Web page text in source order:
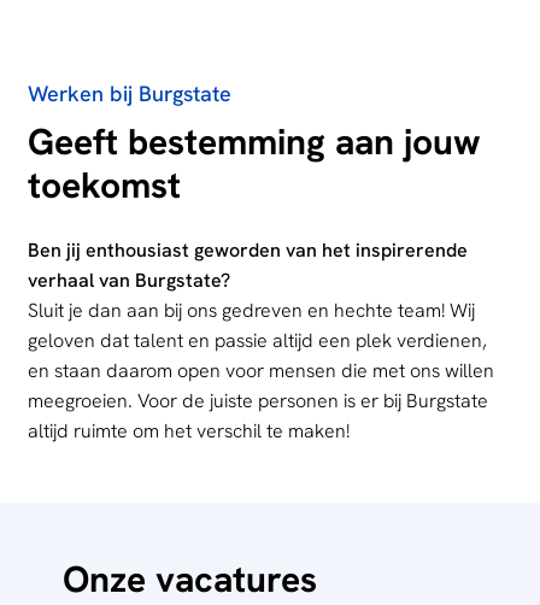
Werken bij Burgstate
Geeft bestemming aan jouw
toekomst
Ben jij enthousiast geworden van het inspirerende
verhaal van Burgstate?
Sluit je dan aan bij ons gedreven en hechte team! Wij
geloven dat talent en passie altijd een plek verdienen,
en staan daarom open voor mensen die met ons willen
meegroeien. Voor de juiste personen is er bij Burgstate
altijd ruimte om het verschil te maken!
Onze vacatures